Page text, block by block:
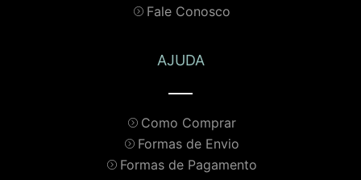
Fale Conosco
AJUDA
Como Comprar
Formas de Envio
Formas de Pagamento